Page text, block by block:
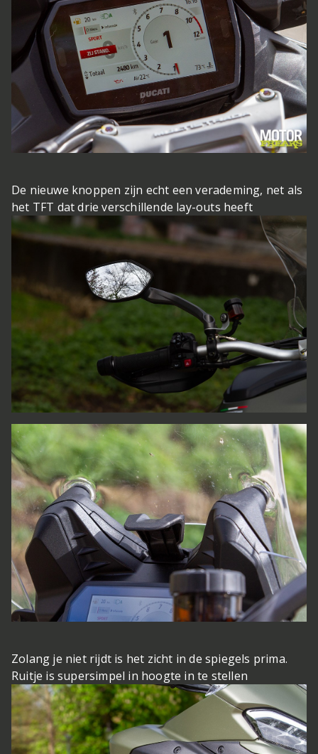
De nieuwe knoppen zijn echt een verademing, net als
het TFT dat drie verschillende lay-outs heeft
Zolang je niet rijdt is het zicht in de spiegels prima.
Ruitje is supersimpel in hoogte in te stellen